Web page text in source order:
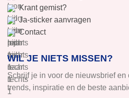
Krant gemist?
Ja-sticker aanvragen
Contact
WIL JE NIETS MISSEN?
Schrijf je in voor de nieuwsbrief en
trends, inspiratie en de beste